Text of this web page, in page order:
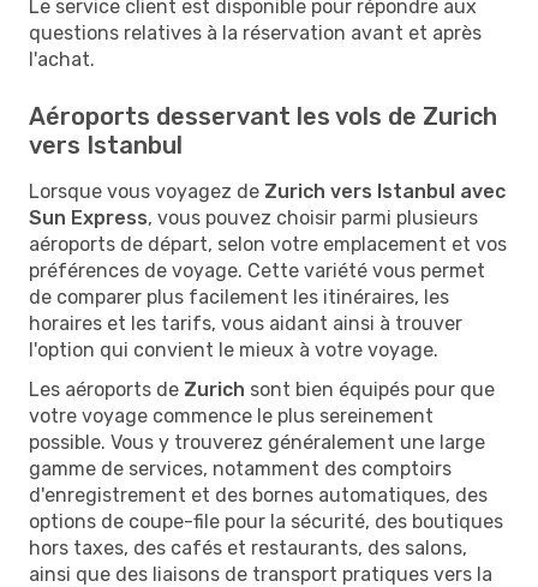
Le service client est disponible pour répondre aux
questions relatives à la réservation avant et après
l'achat.
Aéroports desservant les vols de Zurich
vers Istanbul
Lorsque vous voyagez de Zurich vers Istanbul avec
Sun Express, vous pouvez choisir parmi plusieurs
aéroports de départ, selon votre emplacement et vos
préférences de voyage. Cette variété vous permet
de comparer plus facilement les itinéraires, les
horaires et les tarifs, vous aidant ainsi à trouver
l'option qui convient le mieux à votre voyage.
Les aéroports de Zurich sont bien équipés pour que
votre voyage commence le plus sereinement
possible. Vous y trouverez généralement une large
gamme de services, notamment des comptoirs
d'enregistrement et des bornes automatiques, des
options de coupe-file pour la sécurité, des boutiques
hors taxes, des cafés et restaurants, des salons,
ainsi que des liaisons de transport pratiques vers la